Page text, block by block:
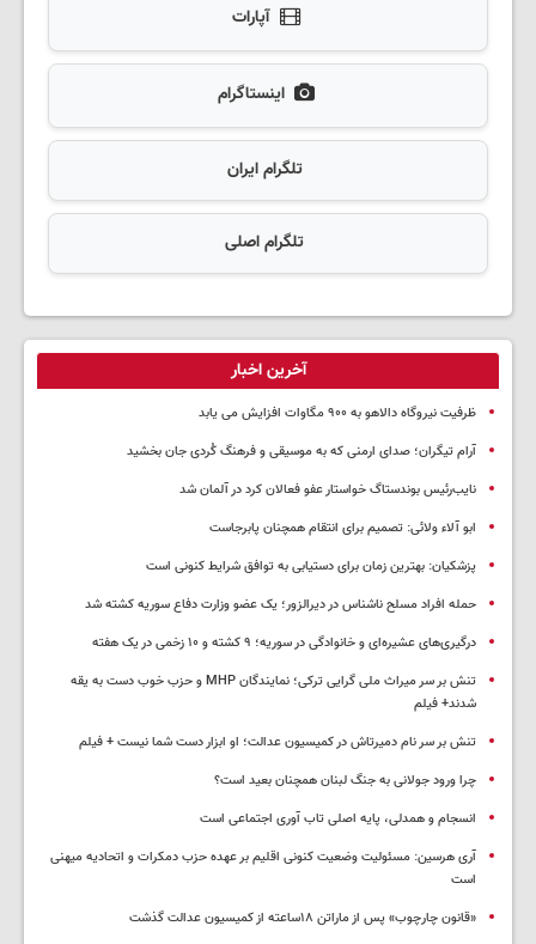
آپارات
اینستاگرام
تلگرام ایران
تلگرام اصلی
آخرین اخبار
ظرفیت نیروگاه دالاهو به ۹۰۰ مگاوات افزایش می یابد
آرام تیگران؛ صدای ارمنی که به موسیقی و فرهنگ کُردی جان بخشید
نایب‌رئیس بوندستاگ خواستار عفو فعالان کرد در آلمان شد
ابو آلاء ولائی: تصمیم برای انتقام همچنان پابرجاست
پزشکیان‌: بهترین زمان برای دستیابی به توافق شرایط کنونی است
حمله افراد مسلح ناشناس در دیرالزور؛ یک عضو وزارت دفاع سوریه کشته شد
درگیری‌های عشیره‌ای و خانوادگی در سوریه؛ ۹ کشته و ۱۰ زخمی در یک هفته
تنش بر سر میراث ملی گرایی ترکی؛ نمایندگان MHP و حزب خوب دست به یقه
شدند+ فیلم
تنش بر سر نام دمیرتاش در کمیسیون عدالت؛ او ابزار دست شما نیست + فیلم
چرا ورود جولانی به جنگ لبنان همچنان بعید است؟
انسجام و همدلی، پایه اصلی تاب آوری اجتماعی است
آری هرسین: مسئولیت وضعیت کنونی اقلیم بر عهده حزب دمکرات و اتحادیه میهنی
است
«قانون چارچوب» پس از ماراتن ۱۸ساعته از کمیسیون عدالت گذشت